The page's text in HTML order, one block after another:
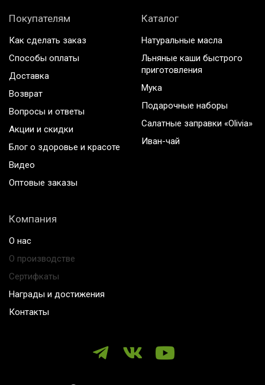
Покупателям
Как сделать заказ
Способы оплаты
Доставка
Возврат
Вопросы и ответы
Акции и скидки
Блог о здоровье и красоте
Видео
Оптовые заказы
Каталог
Натуральные масла
Льняные каши быстрого
приготовления
Мука
Подарочные наборы
Салатные заправки «Olivia»
Иван-чай
Компания
О нас
О производстве
Сертифкаты
Награды и достижения
Контакты